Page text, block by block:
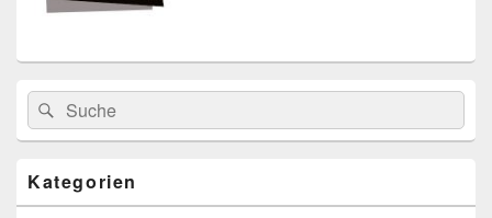
Search
for:
Suche
Kategorien